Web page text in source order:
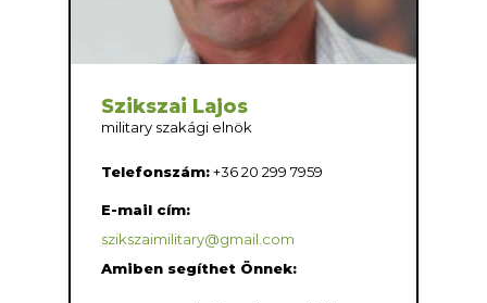
Szikszai Lajos
military szakági elnök
Telefonszám: +36 20 299 7959
E-mail cím:
szikszaimilitary@gmail.com
Amiben segíthet Önnek: